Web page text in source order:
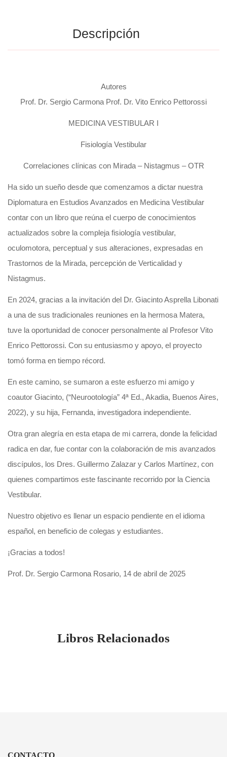
Descripción
Autores
Prof. Dr. Sergio Carmona Prof. Dr. Vito Enrico Pettorossi
MEDICINA VESTIBULAR I
Fisiología Vestibular
Correlaciones clínicas con Mirada – Nistagmus – OTR
Ha sido un sueño desde que comenzamos a dictar nuestra
Diplomatura en Estudios Avanzados en Medicina Vestibular
contar con un libro que reúna el cuerpo de conocimientos
actualizados sobre la compleja fisiología vestibular,
oculomotora, perceptual y sus alteraciones, expresadas en
Trastornos de la Mirada, percepción de Verticalidad y
Nistagmus.
En 2024, gracias a la invitación del Dr. Giacinto Asprella Libonati
a una de sus tradicionales reuniones en la hermosa Matera,
tuve la oportunidad de conocer personalmente al Profesor Vito
Enrico Pettorossi. Con su entusiasmo y apoyo, el proyecto
tomó forma en tiempo récord.
En este camino, se sumaron a este esfuerzo mi amigo y
coautor Giacinto, (“Neurootología” 4ª Ed., Akadia, Buenos Aires,
2022), y su hija, Fernanda, investigadora independiente.
Otra gran alegría en esta etapa de mi carrera, donde la felicidad
radica en dar, fue contar con la colaboración de mis avanzados
discípulos, los Dres. Guillermo Zalazar y Carlos Martínez, con
quienes compartimos este fascinante recorrido por la Ciencia
Vestibular.
Nuestro objetivo es llenar un espacio pendiente en el idioma
español, en beneficio de colegas y estudiantes.
¡Gracias a todos!
Prof. Dr. Sergio Carmona Rosario, 14 de abril de 2025
Libros Relacionados